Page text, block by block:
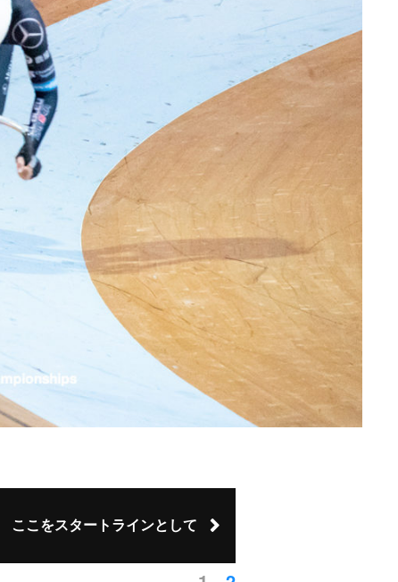
ここをスタートラインとして